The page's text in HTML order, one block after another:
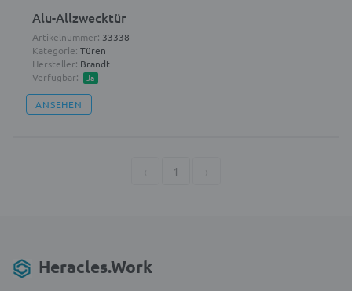
Alu-Allzwecktür
Artikelnummer: 33338
Kategorie: Türen
Hersteller: Brandt
Verfügbar:
Ja
ANSEHEN
1
Heracles.Work